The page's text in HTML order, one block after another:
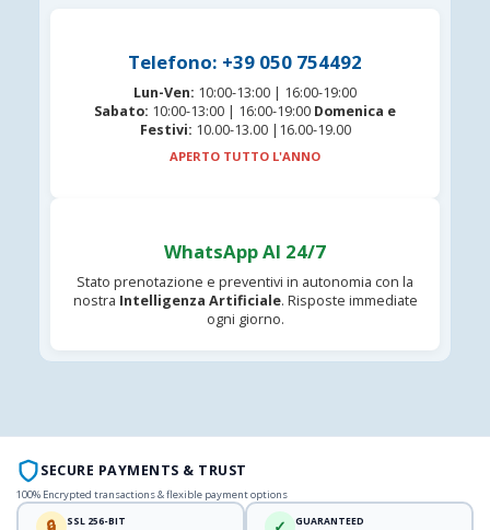
Telefono: +39 050 754492
Lun-Ven: 10:00-13:00 | 16:00-19:00
Sabato: 10:00-13:00 | 16:00-19:00 Domenica e
Festivi: 10.00-13.00 |16.00-19.00
APERTO TUTTO L'ANNO
WhatsApp AI 24/7
Stato prenotazione e preventivi in autonomia con la
nostra Intelligenza Artificiale. Risposte immediate
ogni giorno.
SECURE PAYMENTS & TRUST
100% Encrypted transactions & flexible payment options
SSL 256-BIT GUARANTEED